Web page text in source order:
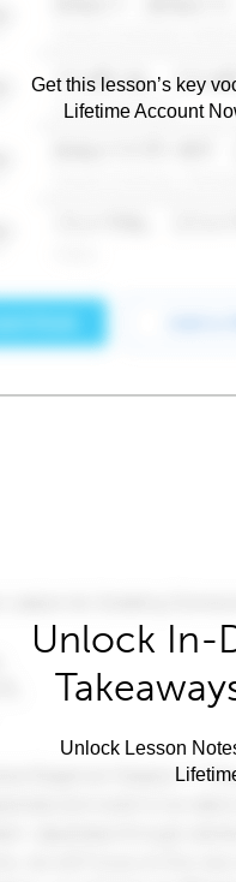
Get this lesson’s key
Lifetime Account
Unlock In-
Unlock Lesson